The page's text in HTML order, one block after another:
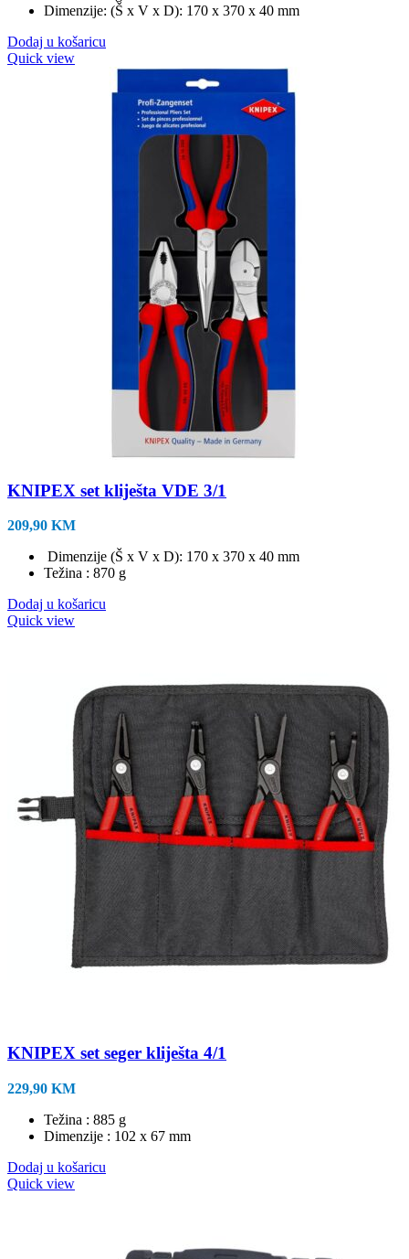
Dimenzije: (Š x V x D): 170 x 370 x 40 mm
Dodaj u košaricu
Quick view
KNIPEX set kliješta VDE 3/1
209,90 KM
Dimenzije (Š x V x D): 170 x 370 x 40 mm
Težina : 870 g
Dodaj u košaricu
Quick view
KNIPEX set seger kliješta 4/1
229,90 KM
Težina : 885 g
Dimenzije : 102 x 67 mm
Dodaj u košaricu
Quick view